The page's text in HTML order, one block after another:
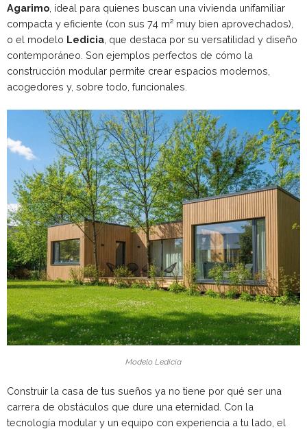
Agarimo , ideal para quienes buscan una vivienda unifamiliar
compacta y eficiente (con sus 74 m² muy bien aprovechados),
o el modelo Ledicia , que destaca por su versatilidad y diseño
contemporáneo. Son ejemplos perfectos de cómo la
construcción modular permite crear espacios modernos,
acogedores y, sobre todo, funcionales.
Modelo Ledicia
Construir la casa de tus sueños ya no tiene por qué ser una
carrera de obstáculos que dure una eternidad. Con la
tecnología modular y un equipo con experiencia a tu lado, el